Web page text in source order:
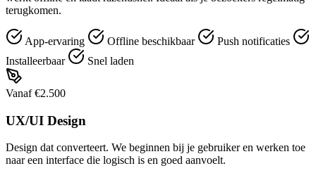
terugkomen.
App-ervaring Offline beschikbaar
Push notificaties
Installeerbaar
Snel laden
Vanaf €2.500
UX/UI Design
Design dat converteert. We beginnen bij je gebruiker en werken toe
naar een interface die logisch is en goed aanvoelt.